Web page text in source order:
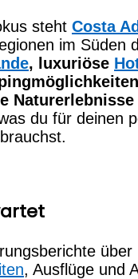
steht Costa
im Süden
, luxuriöse
Naturerlebnisse
du für deinen
über
, Ausflüge und